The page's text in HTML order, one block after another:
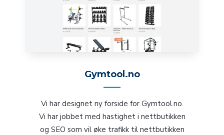
Gymtool.no
Vi har designet ny forside for Gymtool.no.
Vi har jobbet med hastighet i nettbutikken
og SEO som vil øke trafikk til nettbutikken